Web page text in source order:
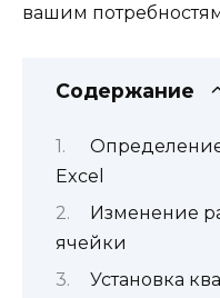
вашим
Содержание
Excel
Изменение
ячейки
Установка